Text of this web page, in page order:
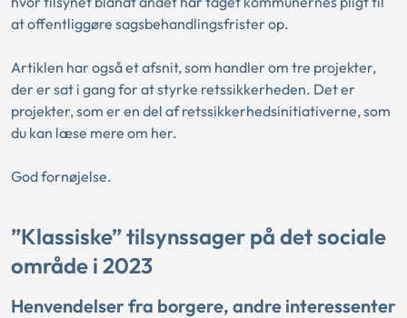
at offentliggøre sagsbehandlingsfrister op.
Artiklen har også et afsnit, som handler om tre projekter,
der er sat i gang for at styrke retssikkerheden. Det er
projekter, som er en del af retssikkerhedsinitiativerne, som
du kan læse mere om her.
God fornøjelse.
”Klassiske” tilsynssager på det sociale
område i 2023
Henvendelser fra borgere, andre interessenter